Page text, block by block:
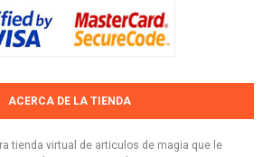
ACERCA DE LA TIENDA
tienda virtual de articulos de magia que le